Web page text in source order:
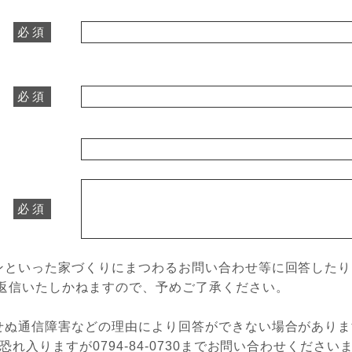
必須
必須
必須
いった家づくりにまつわるお問い合わせ等に回答した
いたしかねますので、予めご了承ください。
通信障害などの理由により回答ができない場合があり
れ入りますが0794-84-0730 までお問い合わせください